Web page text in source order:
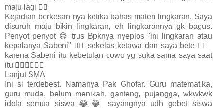
maju lagi 🤦‍♀️
Kejadian berkesan nya ketika bahas materi lingkaran. Saya
disuruh maju bikin lingkaran, eh lingkarannya gk bagus.
Penyot penyot 😅 trus Bpknya nyeplos "ini lingkaran atau
kepalanya Sabeni" 🤦‍♀️ sekelas ketawa dan saya bete 🤦‍♀️
karena Sabeni itu kebetulan cowo yg suka sama saya saat
itu 🤦‍♀️🤦‍♀️🤦‍♀️
Lanjut SMA
Ini si terdebest. Namanya Pak Ghofar. Guru matematika,
guru muda, belum menikah, ganteng, pujangga, wkwkwk
idola semua siswa 😂😂 sayangnya udh gebet siswa